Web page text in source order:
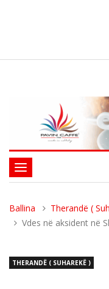
Toggle
navigation
Ballina
Therandë (
Vdes në aksident në
THERANDË ( SUHAREKË )